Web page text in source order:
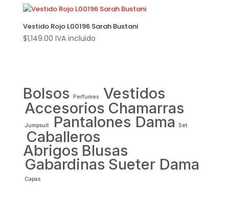
Vestido Rojo L00196 Sarah Bustani
$1,149.00 IVA incluido
Bolsos Perfumes
Vestidos
Accesorios Chamarras
Jumpsuit Pantalones Dama Set
Caballeros
Abrigos Blusas
Gabardinas Sueter Dama
Capas